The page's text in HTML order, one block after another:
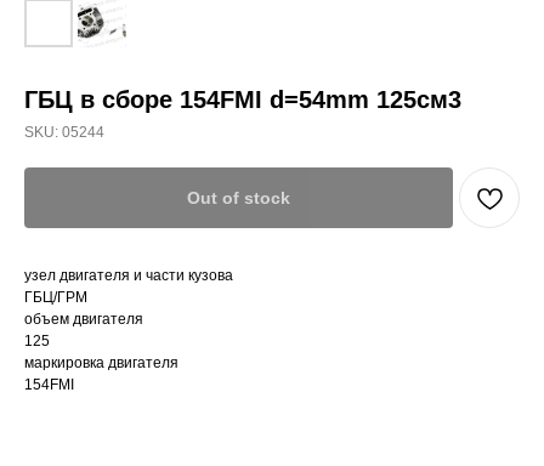
ГБЦ в сборе 154FMI d=54mm 125см3
SKU: 05244
Out of stock
узел двигателя и части кузова
ГБЦ/ГРМ
объем двигателя
125
маркировка двигателя
154FMI